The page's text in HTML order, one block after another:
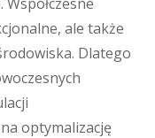
ale także
Dlatego
optymalizację